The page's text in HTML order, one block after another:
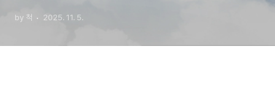
by 척 2025. 11. 5.